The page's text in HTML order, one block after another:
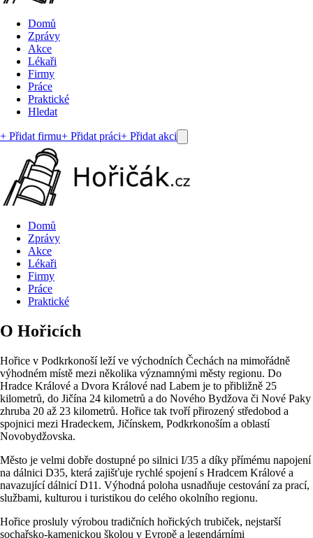
Domů
Zprávy
Akce
Lékaři
Firmy
Práce
Praktické
Hledat
+ Přidat firmu+ Přidat práci+ Přidat akci
Domů
Zprávy
Akce
Lékaři
Firmy
Práce
Praktické
O Hořicích
Hořice v Podkrkonoší leží ve východních Čechách na mimořádně
výhodném místě mezi několika významnými městy regionu. Do
Hradce Králové a Dvora Králové nad Labem je to přibližně 25
kilometrů, do Jičína 24 kilometrů a do Nového Bydžova či Nové Paky
zhruba 20 až 23 kilometrů. Hořice tak tvoří přirozený středobod a
spojnici mezi Hradeckem, Jičínskem, Podkrkonoším a oblastí
Novobydžovska.
Město je velmi dobře dostupné po silnici I/35 a díky přímému napojení
na dálnici D35, která zajišťuje rychlé spojení s Hradcem Králové a
navazující dálnicí D11. Výhodná poloha usnadňuje cestování za prací,
službami, kulturou i turistikou do celého okolního regionu.
Hořice prosluly výrobou tradičních hořických trubiček, nejstarší
sochařsko-kamenickou školou v Evropě a legendárními